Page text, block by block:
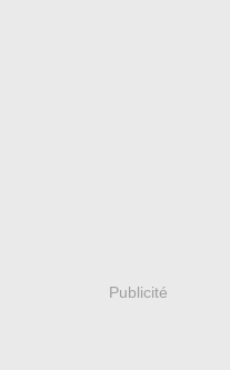
Publicité